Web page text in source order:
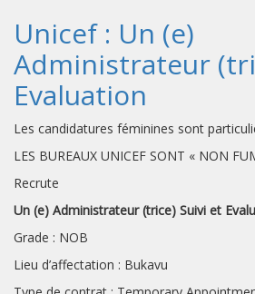
Unicef : Un (e)
Administrateur
Evaluation
Les candidatures féminines sont
LES BUREAUX UNICEF SONT « NON
Recrute
Un (e) Administrateur (trice) Suivi et
Grade : NOB
Lieu d’affectation : Bukavu